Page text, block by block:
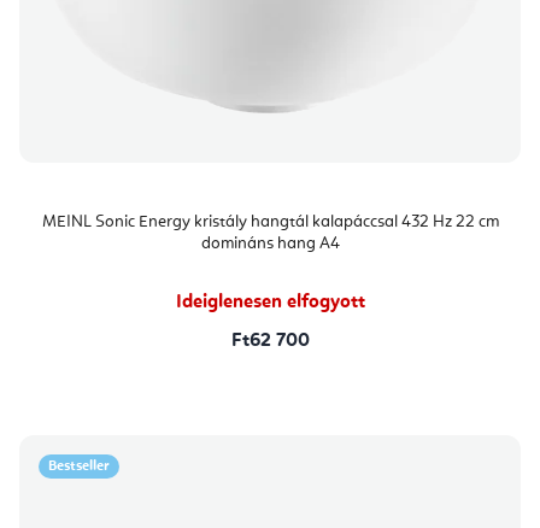
MEINL Sonic Energy kristály hangtál kalapáccsal 432 Hz 22 cm
domináns hang A4
Ideiglenesen elfogyott
Ft62 700
Bestseller